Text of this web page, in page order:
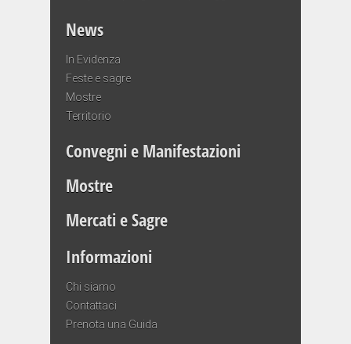
News
In Evidenza
Feste e sagre
Mostre
Territorio
Convegni e Manifestazioni
Mostre
Mercati e Sagre
Informazioni
Chi siamo
Contattaci
Prenota una Guida